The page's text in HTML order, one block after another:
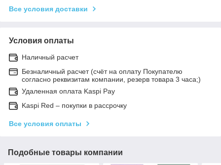
Все условия доставки
Условия оплаты
Наличный расчет
Безналичный расчет (счёт на оплату Покупателю
согласно реквизитам компании, резерв товара 3 часа;)
Удаленная оплата Kaspi Pay
Kaspi Red – покупки в рассрочку
Все условия оплаты
Подобные товары компании